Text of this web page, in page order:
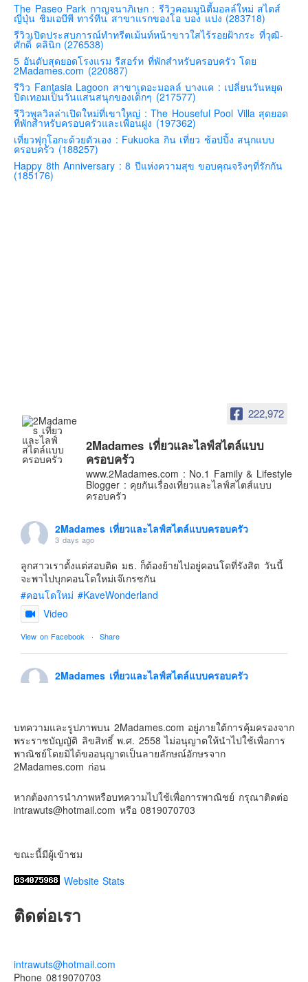
มอนเตรเนโกร
บอสเนียและเฮอร์เซโกวีน่า
ญี่ปุ่น
คันโต-โตเกียวและรอบๆ
คันไซ-โอซาก้า เกียวโต
คิวชู – ฟุกุโอกะ ซางะ เปปปุ ยุฟุอิน นางาซากิ
ฟูจิ
ฮอกไกโด
เอเชีย
ฮ่องกง
ไต้หวัน
ฟิลิปปินส์
อเมริกา
ร้านอร่อย
บทความครอบครัว
Beauty Review
รีวิวสายการบิน
About Us
The Paseo Park กาญจนาภิเษก : รีวิวคอมมูนิตี้มอลล์ใหม่ สไตส์
ญี่ปุ่น ชิมเอบีพี ทาร์ทีน สาขาแรกของโอ บอง แปง (283718)
รีวิวเปิดประสบการณ์ทำทรีตเม้นท์หน้าขาวใสไร้รอยฝ้ากระ ที่วุฒิ-
ศักดิ์ คลินิก (276538)
5 อันดับสุดยอดโรงแรม รีสอร์ท ที่พักสำหรับครอบครัว โดย
2Madames.com (220887)
รีวิว Fantasia Lagoon สาขาเดอะมอลล์ บางแค : เปลี่ยนวันหยุด
ปิดเทอมเป็นวันแสนสนุกของเด็กๆ (217577)
รีวิวพูลวิลล่าเปิดใหม่ที่เขาใหญ่ : The Houseful Pool Villa สุดยอด
ที่พักสำหรับครอบครัวและเพื่อนฝูง (197362)
เที่ยวฟุกุโอกะด้วยตัวเอง : Fukuoka กิน เที่ยว ช้อปปิ้ง สนุกแบบ
ครอบครัว (188257)
Happy 8th Anniversary : 8 ปีแห่งความสุข ขอบคุณจริงๆที่รักกัน
(185176)
222,972
2Madames เที่ยวและไลฟ์สไตล์แบบ
ครอบครัว
www.2Madames.com : No.1 Family & Lifestyle
Blogger : คุยกันเรื่องเที่ยวและไลฟ์สไตส์แบบ
ครอบครัว
2Madames เที่ยวและไลฟ์สไตล์แบบครอบครัว
3 days ago
ลูกสาวเราตั้งแต่สอบติด มธ. ก็ต้องย้ายไปอยู่คอนโดที่รังสิต วันนี้
จะพาไปบุกคอนโดใหม่เจ๊เกรซกัน
#คอนโดใหม่ #KaveWonderland
Video
View on Facebook · Share
2Madames เที่ยวและไลฟ์สไตล์แบบครอบครัว
ปล. ขอบคุณเสื้อทีมน่ารักๆจากBabyLovett เสื้อผ้าเด็ก
#รักใครให้พาไปดิสนีย์แลนด์ #hongkongdisneyland
#discoverhongkong #hongkongsummerfu
Photo
View on Facebook
บทความและรูปภาพบน 2Madames.com อยู่ภายใต้การคุ้มครองจาก
พระราชบัญญัติ ลิขสิทธิ์ พ.ศ. 2558 ไม่อนุญาตให้นำไปใช้เพื่อการ
พาณิชย์โดยมิได้ขออนุญาตเป็นลายลักษณ์อักษรจาก
2Madames.com ก่อน
หากต้องการนำภาพหรือบทความไปใช้เพื่อการพาณิชย์ กรุณาติดต่อ
intrawuts@hotmail.com หรือ 0819070703
ขณะนี้มีผู้เข้าชม
Website Stats
ติดต่อเรา
intrawuts@hotmail.com
Phone 0819070703